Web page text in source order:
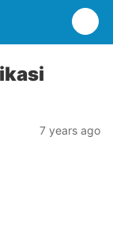
7 years ago